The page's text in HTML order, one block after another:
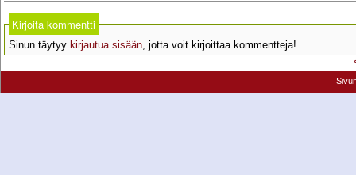
Kirjoita kommentti
Sinun täytyy kirjautua sisään, jotta voit kirjoittaa kommentteja!